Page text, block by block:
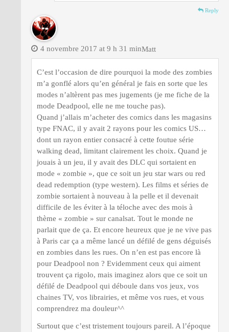
Reply
Matt
4 novembre 2017 at 9 h 31 min
C’est l’occasion de dire pourquoi la mode des zombies
m’a gonflé alors qu’en général je fais en sorte que les
modes n’altèrent pas mes jugements (je me fiche de la
mode Deadpool, elle ne me touche pas).
Quand j’allais m’acheter des comics dans les magasins
type FNAC, il y avait 2 rayons pour les comics US…
dont un rayon entier consacré à cette foutue série
walking dead, limitant clairement les choix. Quand je
jouais à un jeu, il y avait des DLC qui sortaient en
mode « zombie », que ce soit un jeu star wars ou red
dead redemption (type western). Les films et séries de
zombie sortaient à nouveau à la pelle et il devenait
difficile de les éviter à la téloche avec des mois à
thème « zombie » sur canalsat. Tout le monde ne
parlait que de ça. Et encore heureux que je ne vive pas
à Paris car ça a même lancé un défilé de gens déguisés
en zombies dans les rues. On n’en est pas encore là
pour Deadpool non ? Evidemment ceux qui aiment
trouvent ça rigolo, mais imaginez alors que ce soit un
défilé de Deadpool qui déboule dans vos jeux, vos
chaines TV, vos librairies, et même vos rues, et vous
comprendrez ma douleur^^
Surtout que c’est tristement toujours pareil. A l’époque